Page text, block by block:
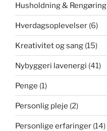
Husholdning & Rengøring
Hverdagsoplevelser (6)
Kreativitet og sang (15)
Nybyggeri lavenergi (41)
Penge (1)
Personlig pleje (2)
Personlige erfaringer (14)